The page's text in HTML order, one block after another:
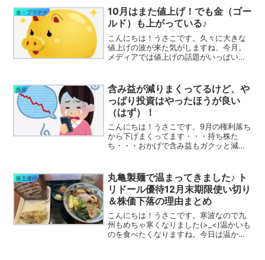
っていたのですが先日なんとなく利回り
チェックしていたところ、...
金・プラチナ
10月はまた値上げ！でも金（ゴー
ルド）も上がっている♪
こんにちは！うさこです。久々に大きな
値上げの波が来た気がしますね、今月。
メディアでは値上げの話題がいっぱいで
ね・・・私はもう普通に買うのは無理だ
わ。笑買うときは専らポイ...
投資
含み益が減りまくってるけど、や
っぱり投資はやったほうが良い
（はず）！
こんにちは！うさこです。9月の権利落ち
から下げまくってます・・・持ち株た
ち・・・おかげで含み益もガクッと減り
と強いよねーと思う。 気分屋な私はつ
い弱気になってし...
株主優待
丸亀製麺で温まってきました♪ ト
リドール優待12月末期限使い切り
＆株価下落の理由まとめ
こんにちは！うさこです。寒波なので九
州もめちゃ寒くなりました(>_<)温かいも
のを食べたくなりますね。今日は温かい